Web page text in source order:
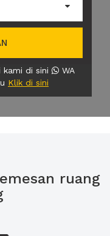
kami di sini
WA
Klik di sini
ruang